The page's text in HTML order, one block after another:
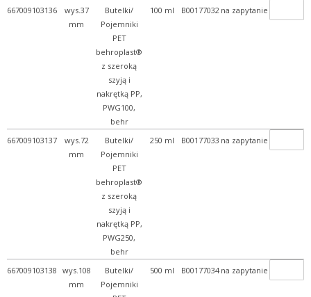
667009103136
wys.37
mm
Butelki/
Pojemniki
PET
behroplast®
z szeroką
szyją i
nakrętką PP,
PWG100,
behr
100 ml B00177032 na zapytanie
667009103137
wys.72
mm
Butelki/
Pojemniki
PET
behroplast®
z szeroką
szyją i
nakrętką PP,
PWG250,
behr
250 ml B00177033 na zapytanie
667009103138 wys.108
mm
Butelki/
Pojemniki
500 ml B00177034 na zapytanie